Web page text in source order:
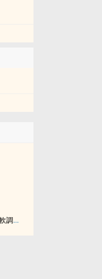
乖乖女與老變態【年上，軟調教，1v1H】